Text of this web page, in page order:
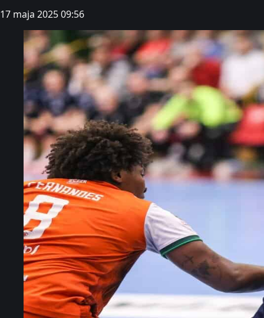
17 maja 2025 09:56